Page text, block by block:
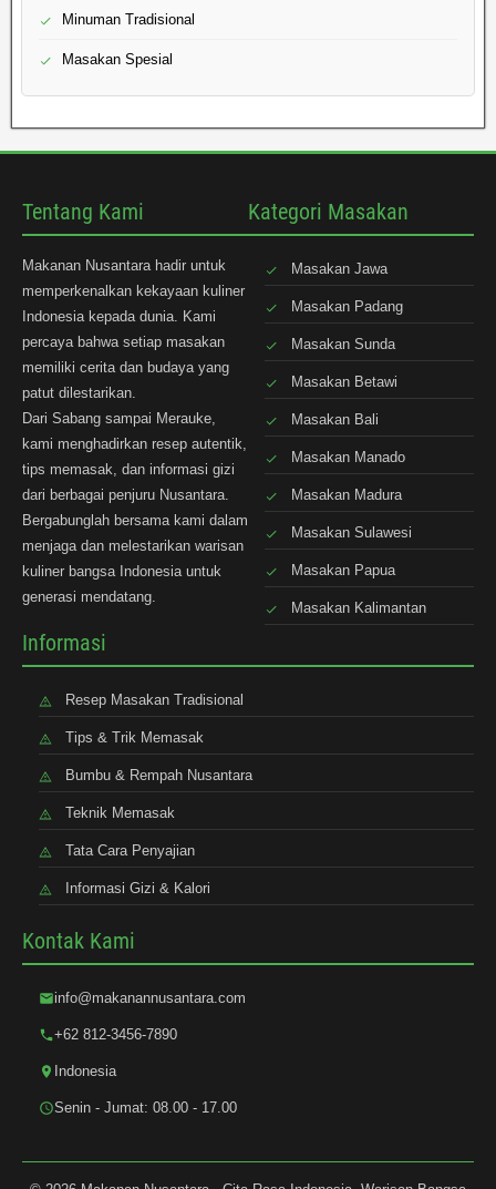
Minuman Tradisional
Masakan Spesial
Tentang Kami
Makanan Nusantara hadir untuk
memperkenalkan kekayaan kuliner
Indonesia kepada dunia. Kami
percaya bahwa setiap masakan
memiliki cerita dan budaya yang
patut dilestarikan.
Dari Sabang sampai Merauke,
kami menghadirkan resep autentik,
tips memasak, dan informasi gizi
dari berbagai penjuru Nusantara.
Bergabunglah bersama kami dalam
menjaga dan melestarikan warisan
kuliner bangsa Indonesia untuk
generasi mendatang.
Kategori Masakan
Masakan Jawa
Masakan Padang
Masakan Sunda
Masakan Betawi
Masakan Bali
Masakan Manado
Masakan Madura
Masakan Sulawesi
Masakan Papua
Masakan Kalimantan
Informasi
Resep Masakan Tradisional
Tips & Trik Memasak
Bumbu & Rempah Nusantara
Teknik Memasak
Tata Cara Penyajian
Informasi Gizi & Kalori
Kontak Kami
info@makanannusantara.com
+62 812-3456-7890
Indonesia
Senin - Jumat: 08.00 - 17.00